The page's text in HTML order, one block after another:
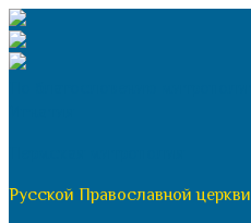
Перейти
к
содержимому
Русской Православной церкви